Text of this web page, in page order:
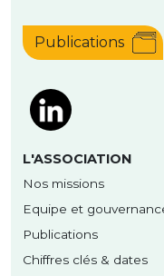
Publications
L'ASSOCIATION
Nos missions
Equipe et
Publications
Chiffres clés & dates